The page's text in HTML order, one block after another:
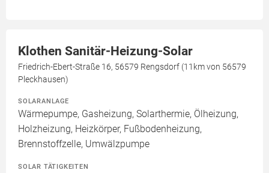
Klothen Sanitär-Heizung-Solar
Friedrich-Ebert-Straße 16, 56579 Rengsdorf (11km von 56579
Pleckhausen)
SOLARANLAGE
Wärmepumpe, Gasheizung, Solarthermie, Ölheizung,
Holzheizung, Heizkörper, Fußbodenheizung,
Brennstoffzelle, Umwälzpumpe
SOLAR TÄTIGKEITEN